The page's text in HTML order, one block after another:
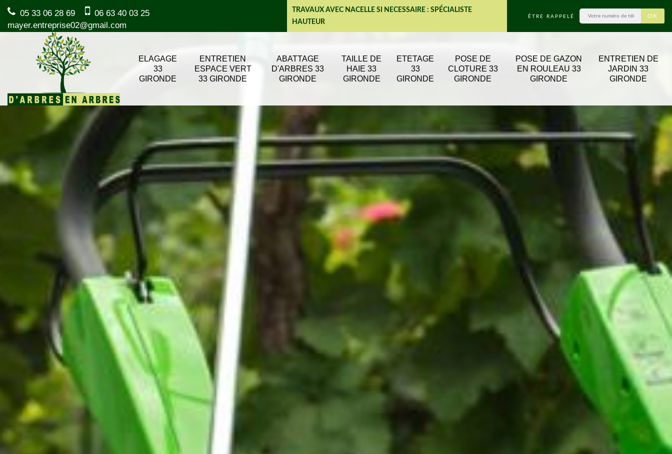
05 33 06 28 69
06 63 40 03 25
mayer.entreprise02@gmail.com
TRAVAUX AVEC NACELLE SI NECESSAIRE : SPÉCIALISTE
HAUTEUR
ÊTRE RAPPELÉ
ELAGAGE
33
GIRONDE
ENTRETIEN
ESPACE VERT
33 GIRONDE
ABATTAGE
D'ARBRES 33
GIRONDE
TAILLE DE
HAIE 33
GIRONDE
ETETAGE
33
GIRONDE
POSE DE
CLOTURE 33
GIRONDE
POSE DE GAZON
EN ROULEAU 33
GIRONDE
ENTRETIEN DE
JARDIN 33
GIRONDE